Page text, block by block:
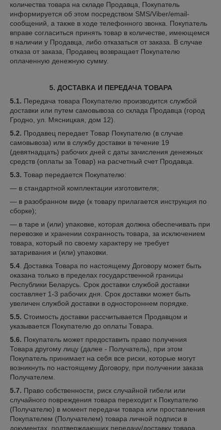
количества товара на складе Продавца, Покупатель
информируется об этом посредством SMS/Viber/email-
сообщений, а также в ходе телефонного звонка. Покупатель
вправе согласиться принять товар в количестве, имеющемся
в наличии у Продавца, либо отказаться от заказа. В случае
отказа от заказа, Продавец возвращает Покупателю
оплаченную денежную сумму.
5. ДОСТАВКА И ПЕРЕДАЧА ТОВАРА
5.1. Передача товара Покупателю производится службой
доставки или путем самовывоза со склада Продавца (город
Гродно, ул. Мясницкая, дом 12).
5.2. Продавец передает Товар Покупателю (в случае
самовывоза) или в службу доставки в течение 19
(девятнадцать) рабочих дней с даты зачисления денежных
средств (оплаты за Товар) на расчетный счет Продавца.
5.3. Товар передается Покупателю:
— в стандартной комплектации изготовителя;
— в разобранном виде (к товару прилагается инструкция по
сборке);
— в таре и (или) упаковке, которая должна обеспечивать при
перевозке и хранении сохранность товара, за исключением
товара, который по своему характеру не требует
затаривания и (или) упаковки.
5.4 . Доставка Товара по настоящему Договору может быть
оказана только в пределах государственной границы
Республики Беларусь. Срок доставки службой доставки
составляет 1-3 рабочих дня. Срок доставки может быть
увеличен службой доставки в одностороннем порядке.
5.5. Стоимость доставки рассчитывается Продавцом и
указывается Покупателю до оплаты Товара.
5.6. Покупатель может предоставить право получения
Товара другому лицу (далее - Получатель), при этом
Покупатель принимает на себя все риски, которые могут
возникнуть по настоящему Договору, при получении заказа
Получателем.
5.7. Право собственности, риск случайной гибели или
случайного повреждения товара переходит к Покупателю
(Получателю) в момент передачи товара или проставления
Покупателем (Получателем) товара личной подписи в
документах, подтверждающих передачу/доставку товара.